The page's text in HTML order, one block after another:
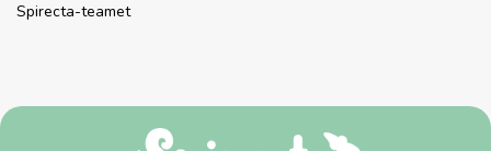
Spirecta-teamet